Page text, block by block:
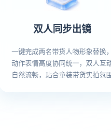
双人同步出镜
一键完成两名带货人物形象替换
动作表情高度协同统一，双人互
自然流畅，贴合童装带货实拍氛